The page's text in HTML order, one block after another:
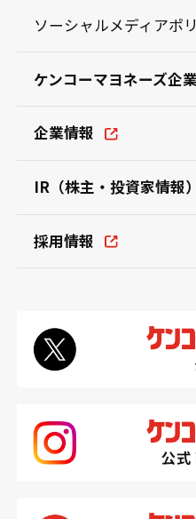
ソーシャルメディアポ
ケンコーマヨネーズ企
企業情報
IR（株主・投資家情報）
採用情報